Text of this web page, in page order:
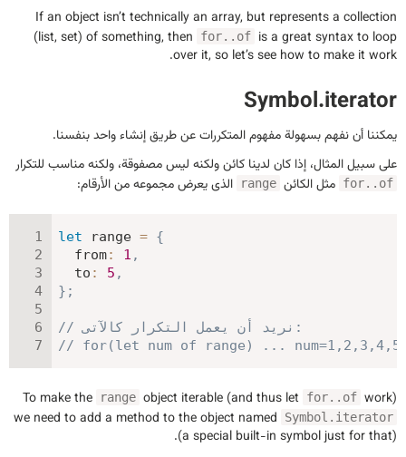
If an object isn’t technically an array, but represents a collection
(list, set) of something, then
for..of is a great syntax to loop
over it, so let’s see how to make it work.
Symbol.iterator
يمكننا أن نفهم بسهولة مفهوم المتكررات عن طريق إنشاء واحد بنفسنا.
على سبيل المثال، إذا كان لدينا كائن ولكنه ليس مصفوقة، ولكنه مناسب للتكرار
for..of مثل الكائن range الذى يعرض مجموعه من الأرقام:
let range = {
from: 1 ,
to : 5 ,
} ;
// نريد أن يعمل التكرار كالآتى:
// for(let num of range) ... num=1,2,3,4,5
To make the range object iterable (and thus let for..of work)
we need to add a method to the object named
Symbol.iterator
(a special built-in symbol just for that).